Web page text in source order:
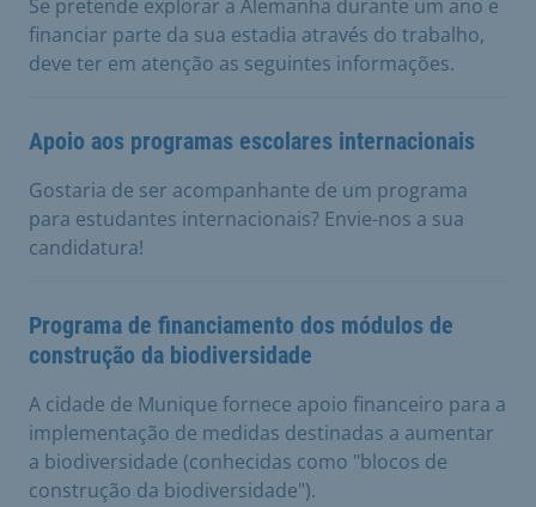
Se pretende explorar a Alemanha durante um ano e
financiar parte da sua estadia através do trabalho,
deve ter em atenção as seguintes informações.
Apoio aos programas escolares internacionais
Gostaria de ser acompanhante de um programa
para estudantes internacionais? Envie-nos a sua
candidatura!
Programa de financiamento dos módulos de
construção da biodiversidade
A cidade de Munique fornece apoio financeiro para a
implementação de medidas destinadas a aumentar
a biodiversidade (conhecidas como "blocos de
construção da biodiversidade").